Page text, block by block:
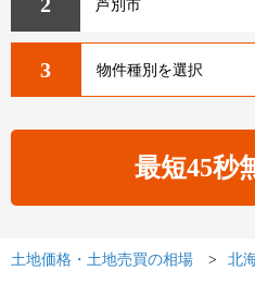
3
土地価格・土地売買の相場 北